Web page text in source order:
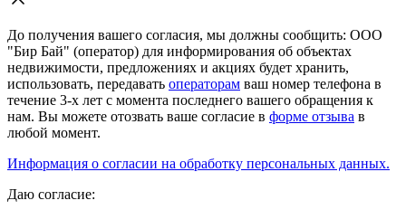
До получения вашего согласия, мы должны сообщить: ООО
"Бир Бай" (оператор) для информирования об объектах
недвижимости, предложениях и акциях будет хранить,
использовать, передавать операторам ваш номер телефона в
течение 3-х лет с момента последнего вашего обращения к
нам. Вы можете отозвать ваше согласие в форме отзыва в
любой момент.
Информация о согласии на обработку персональных данных.
Даю согласие: